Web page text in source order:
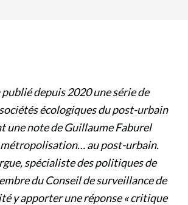
depuis 2020 une série de
écologiques du post-urbain
une note de Guillaume Faburel
au post-urbain.
spécialiste des politiques de
du Conseil de surveillance de
y apporter une réponse « critique